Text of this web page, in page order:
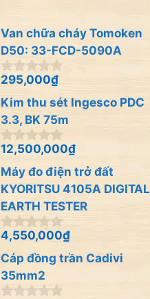
Van chữa cháy Tomoken
D50: 33-FCD-5090A
0
n
g
o
à
i
5
295,000₫
Kim thu sét Ingesco PDC
3.3, BK 75m
0
n
g
o
à
i
5
12,500,000₫
Máy đo điện trở đất
KYORITSU 4105A DIGITAL
EARTH TESTER
0
n
g
o
à
4,550,000₫
Cáp đồng trần Cadivi
35mm2